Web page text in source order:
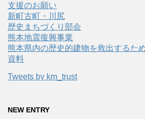
支援のお願い
新町古町・川尻
歴史まちづくり部会
熊本地震復興事業
熊本県内の歴史的建物を救出するた
資料
Tweets by km_trust
NEW ENTRY